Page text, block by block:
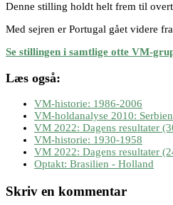
Denne stilling holdt helt frem til
Med sejren er Portugal gået videre fra
Se stillingen i samtlige otte VM-
Læs også:
VM-historie: 1986-2006
VM-holdanalyse 2010: Serbien
VM 2022: Dagens resultater
VM-historie: 1930-1958
VM 2022: Dagens resultater
Optakt: Brasilien - Holland
Skriv en kommentar